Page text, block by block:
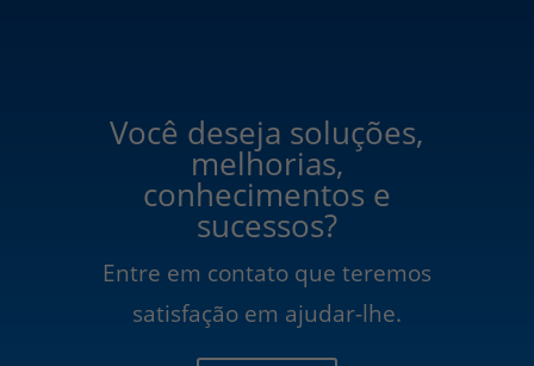
Você deseja soluções,
melhorias,
conhecimentos e
sucessos?
Entre em contato que teremos
satisfação em ajudar-lhe.